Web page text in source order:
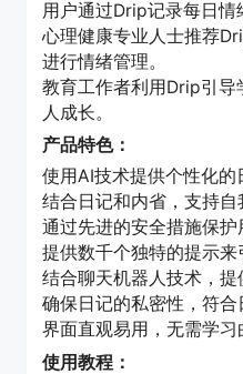
用户通过Drip记录每日情
心理健康专业人士推荐
进行情绪管理。
教育工作者利用Drip引导
人成长。
产品特色：
使用AI技术提供个性化的
结合日记和内省，支持自
通过先进的安全措施保护
提供数千个独特的提示来
结合聊天机器人技术，提
确保日记的私密性，符合
界面直观易用，无需学习
使用教程：